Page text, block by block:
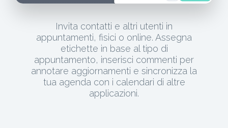
Invita contatti e altri utenti in
appuntamenti, fisici o online. Assegna
etichette in base al tipo di
appuntamento, inserisci commenti per
annotare aggiornamenti e sincronizza la
tua agenda con i calendari di altre
applicazioni.